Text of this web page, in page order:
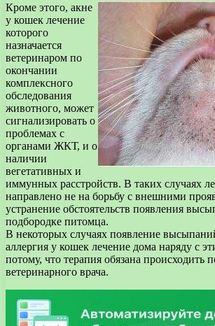
Кроме этого, акне
у кошек лечение
которого
назначается
ветеринаром по
окончании
комплексного
обследования
животного, может
сигнализировать о
проблемах с
органами ЖКТ, и о
наличии
вегетативных и
иммунных расстройств. В таких случаях
направлено не на борьбу с внешними
устранение обстоятельств появления
подбородке питомца.
В некоторых случаях появление
аллергия у кошек лечение дома наряду с
потому, что терапия обязана происходить
ветеринарного врача.